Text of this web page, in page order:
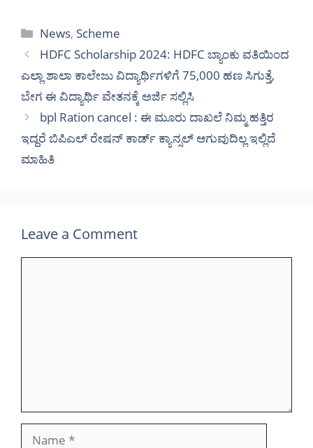
Categories
News, Scheme
HDFC Scholarship 2024: HDFC ಬ್ಯಾಂಕು ವತಿಯಿಂದ
ಎಲ್ಲಾ ಶಾಲಾ ಕಾಲೇಜು ವಿದ್ಯಾರ್ಥಿಗಳಿಗೆ 75,000 ಹಣ ಸಿಗುತ್ತೆ,
ಬೇಗ ಈ ವಿದ್ಯಾರ್ಥಿ ವೇತನಕ್ಕೆ ಅರ್ಜಿ ಸಲ್ಲಿಸಿ
bpl Ration cancel : ಈ ಮೂರು ದಾಖಲೆ ನಿಮ್ಮ ಹತ್ತಿರ
ಇದ್ದರೆ ಬಿಪಿಎಲ್ ರೇಷನ್ ಕಾರ್ಡ್ ಕ್ಯಾನ್ಸಲ್ ಆಗುವುದಿಲ್ಲ ಇಲ್ಲಿದೆ
ಮಾಹಿತಿ
Leave a Comment